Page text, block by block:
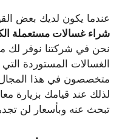
عندما يكون لديك بعض
شراء غسالات مستعملة
نحن في شركتنا نوفر لك
الغسالات المستوردة
متخصصون في هذا المجال
لذلك عند قيامك بزيارة
تبحث عنه وبأسعار لن